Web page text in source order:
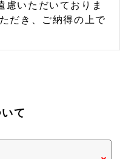
慮いただいておりま
だき、ご納得の上で
て